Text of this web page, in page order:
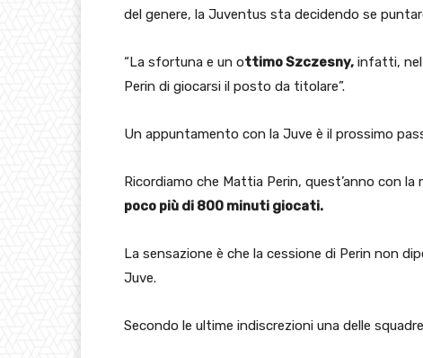
del genere, la Juventus sta decidendo se
“La sfortuna e un ottimo Szczesny, infatti, nel
Perin di giocarsi il posto da titolare”.
Un appuntamento con la Juve è il prossimo
Ricordiamo che Mattia Perin, quest’anno con
poco più di 800 minuti giocati.
La sensazione è che la cessione di Perin non
Juve.
Secondo le ultime indiscrezioni una delle